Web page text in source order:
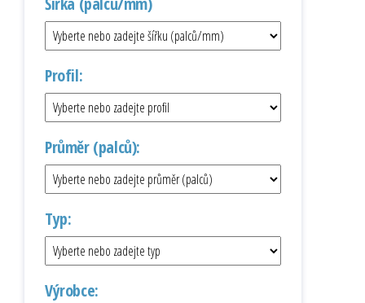
Profil:
Průměr (palců):
Typ:
Výrobce: